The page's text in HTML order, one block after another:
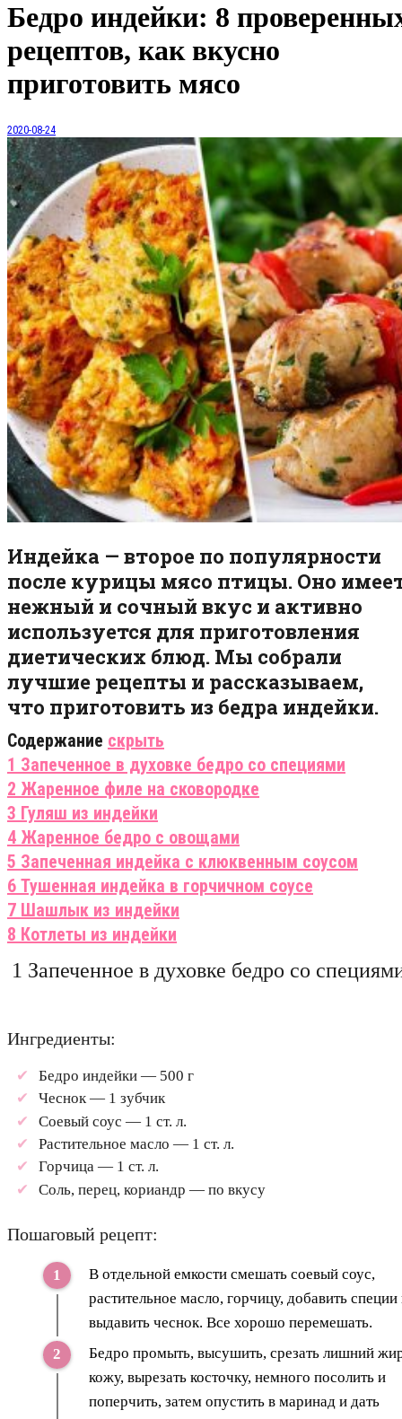
Бедро индейки: 8
рецептов, как вкусно
приготовить мясо
2020-08-24
Индейка — второе по популярности
после курицы мясо птицы. Оно
нежный и сочный вкус и активно
используется для приготовления
диетических блюд. Мы собрали
лучшие рецепты и рассказываем,
что приготовить из бедра индейки.
Содержание скрыть
1 Запеченное в духовке бедро со специями
2 Жаренное филе на сковородке
3 Гуляш из индейки
4 Жаренное бедро с овощами
5 Запеченная индейка с клюквенным соусом
6 Тушенная индейка в горчичном соусе
7 Шашлык из индейки
8 Котлеты из индейки
1 Запеченное в духовке бедро со
Ингредиенты:
Бедро индейки — 500 г
Чеснок — 1 зубчик
Соевый соус — 1 ст. л.
Растительное масло — 1 ст. л.
Горчица — 1 ст. л.
Соль, перец, кориандр — по вкусу
Пошаговый рецепт:
В отдельной емкости смешать соевый соус,
растительное масло, горчицу, добавить специи
выдавить чеснок. Все хорошо перемешать.
Бедро промыть, высушить, срезать лишний
кожу, вырезать косточку, немного посолить и
поперчить, затем опустить в маринад и дать